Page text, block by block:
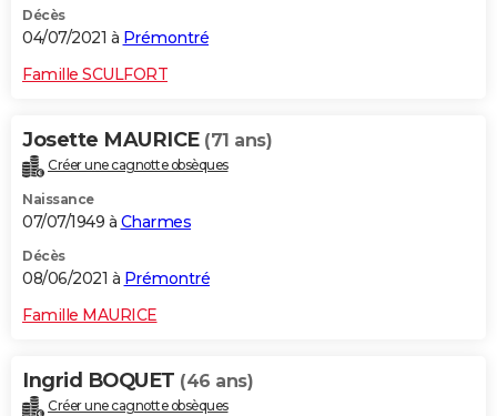
Décès
04/07/2021 à Prémontré
Famille SCULFORT
Josette MAURICE (71 ans)
Créer une cagnotte obsèques
Naissance
07/07/1949 à Charmes
Décès
08/06/2021 à Prémontré
Famille MAURICE
Ingrid BOQUET (46 ans)
Créer une cagnotte obsèques